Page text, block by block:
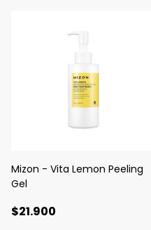
Mizon - Vita Lemon Peeling
Gel
$21.900